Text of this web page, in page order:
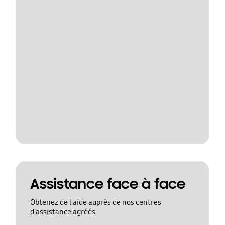
Assistance face à face
Obtenez de l'aide auprès de nos centres
d'assistance agréés